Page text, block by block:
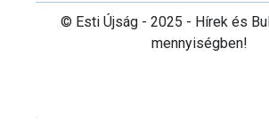
© Esti Újság - 2025 - Hírek és
mennyiségben!